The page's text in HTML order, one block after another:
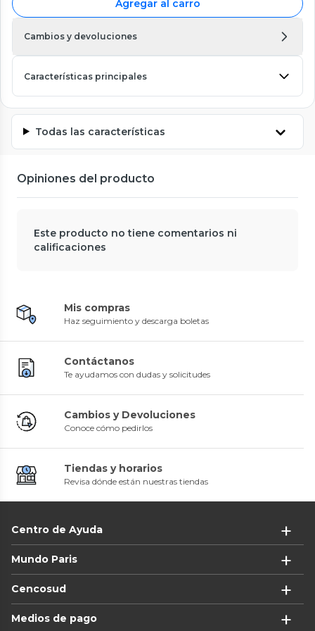
Agregar al carro
Cambios y devoluciones
Características principales
Todas las características
Opiniones del producto
Este producto no tiene comentarios ni
calificaciones
Mis compras
Haz seguimiento y descarga boletas
Contáctanos
Te ayudamos con dudas y solicitudes
Cambios y Devoluciones
Conoce cómo pedirlos
Tiendas y horarios
Revisa dónde están nuestras tiendas
Centro de Ayuda
Mundo Paris
Cencosud
Medios de pago